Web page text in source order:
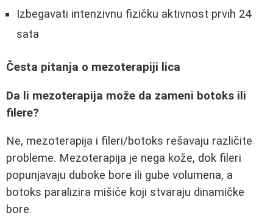
Izbegavati intenzivnu fizičku aktivnost prvih 24
sata
Česta pitanja o mezoterapiji lica
Da li mezoterapija može da zameni botoks ili
filere?
Ne, mezoterapija i fileri/botoks rešavaju različite
probleme. Mezoterapija je nega kože, dok fileri
popunjavaju duboke bore ili gube volumena, a
botoks paralizira mišiće koji stvaraju dinamičke
bore.